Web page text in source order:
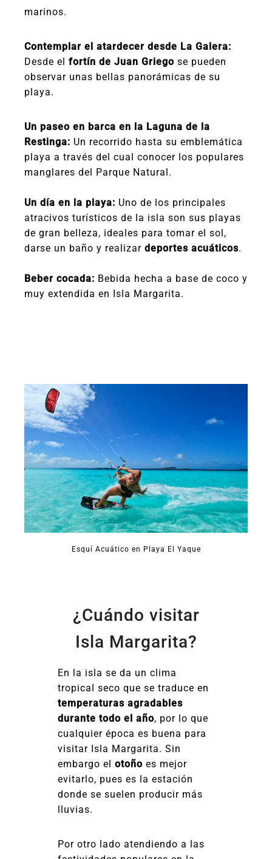
marinos.
Contemplar el atardecer desde La Galera:
Desde el fortín de Juan Griego se pueden
observar unas bellas panorámicas de su
playa.
Un paseo en barca en la Laguna de la
Restinga: Un recorrido hasta su emblemática
playa a través del cual conocer los populares
manglares del Parque Natural.
Un día en la playa: Uno de los principales
atracivos turísticos de la isla son sus playas
de gran belleza, ideales para tomar el sol,
darse un baño y realizar deportes acuáticos.
Beber cocada: Bebida hecha a base de coco y
muy extendida en Isla Margarita.
Esquí Acuático en Playa El Yaque
¿Cuándo visitar
Isla Margarita?
En la isla se da un clima
tropical seco que se traduce en
temperaturas agradables
durante todo el año, por lo que
cualquier época es buena para
visitar Isla Margarita. Sin
embargo elotoño es mejor
evitarlo, pues es la estación
donde se suelen producir más
lluvias.
Por otro lado atendiendo a las